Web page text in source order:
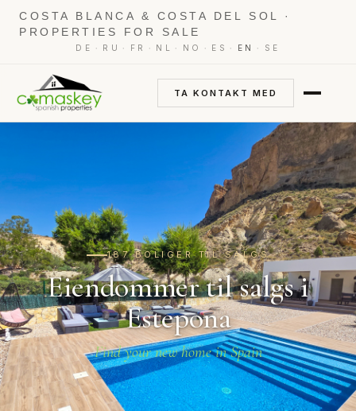
COSTA BLANCA & COSTA DEL SOL ·
PROPERTIES FOR SALE
DE · RU · FR · NL · NO · ES · EN · SE
TA KONTAKT MED
187 BOLIGER TIL SALGS
Eiendommer til salgs i
Estepona
Find your new home in Spain